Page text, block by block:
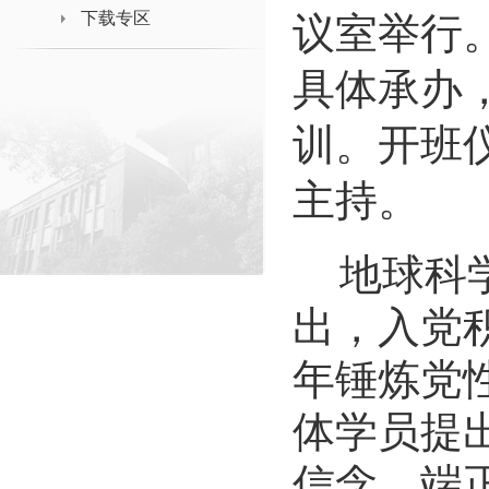
下载专区
议室举行
具体承办
训。 开班
主持。
地球科
出，入党
年锤炼党
体学员提